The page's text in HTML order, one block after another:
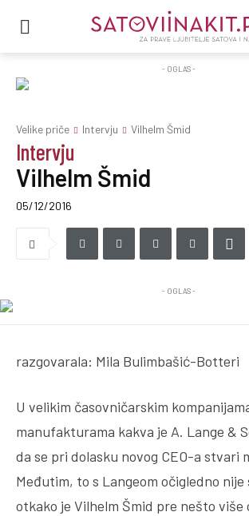
- OGLAS -
Velike priče Intervju Vilhelm Šmid
Intervju
Vilhelm Šmid
05/12/2016
- OGLAS -
razgovarala: Mila Bulimbašić-Botteri
U velikim časovničarskim
manufakturama kakva je A. Lange &
da se pri dolasku novog CEO-a stvari
Međutim, to s Langeom očigledno nije
otkako je Vilhelm Šmid pre nešto više